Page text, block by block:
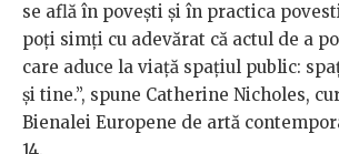
se află în povești și în practica
poți simți cu adevărat că actul de a
care aduce la viață spațiul public:
și tine.”, spune Catherine Nicholes,
Bienalei Europene de artă